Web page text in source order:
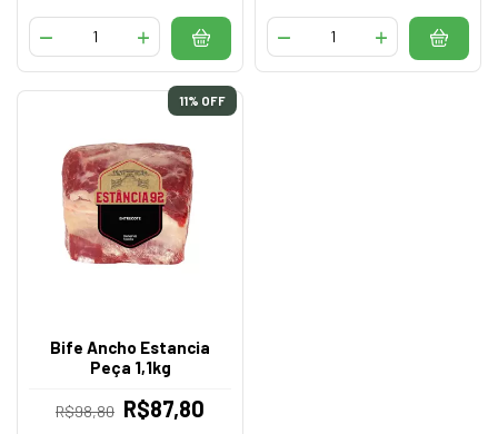
11% OFF
Bife Ancho Estancia
Peça 1,1kg
R$98,80 R$87,80